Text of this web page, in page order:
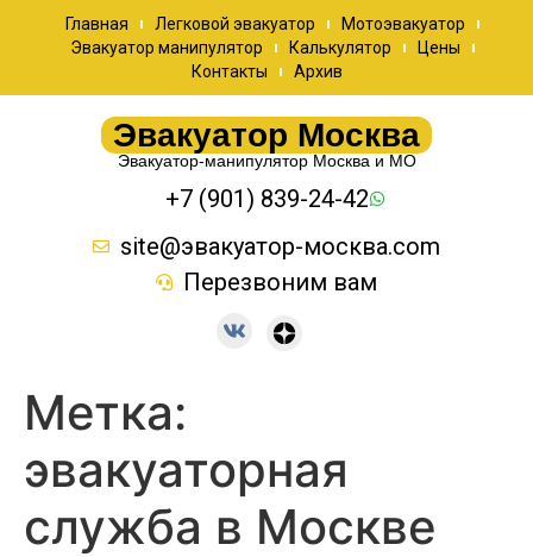
Главная Легковой эвакуатор
Мотоэвакуатор
Эвакуатор манипулятор
Калькулятор
Цены
Контакты
Архив
Эвакуатор Москва
Эвакуатор-манипулятор Москва и МО
+7 (901) 839-24-42
site@эвакуатор-москва.com
Перезвоним вам
Метка:
эвакуаторная
служба в Москве